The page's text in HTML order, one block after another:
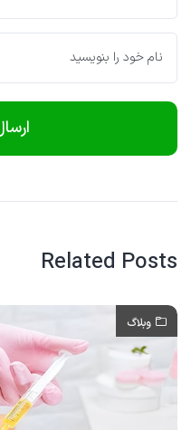
Related Posts
وبلاگ